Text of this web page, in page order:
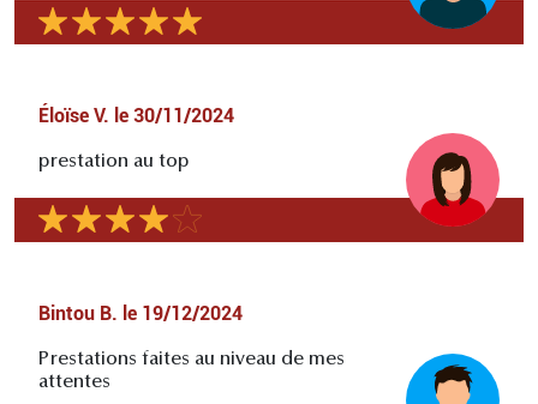
Éloïse V. le 30/11/2024
prestation au top
Bintou B. le 19/12/2024
Prestations faites au niveau de mes
attentes